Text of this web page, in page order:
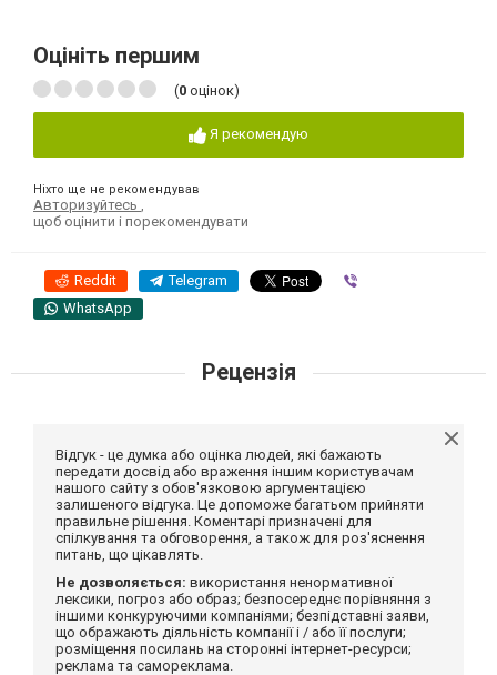
Оцініть першим
(0 оцінок)
Я рекомендую
Ніхто ще не рекомендував
Авторизуйтесь
щоб оцінити і порекомендувати
Reddit Telegram
WhatsApp
Рецензія
Відгук - це думка або оцінка людей, які бажають
передати досвід або враження іншим користувачам
нашого сайту з обов'язковою аргументацією
залишеного відгука. Це допоможе багатьом прийняти
правильне рішення. Коментарі призначені для
спілкування та обговорення, а також для роз'яснення
питань, що цікавлять.
Не дозволяється: використання ненормативної
лексики, погроз або образ; безпосереднє порівняння з
іншими конкуруючими компаніями; безпідставні заяви,
що ображають діяльність компанії і / або її послуги;
розміщення посилань на сторонні інтернет-ресурси;
реклама та самореклама.